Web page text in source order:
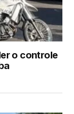
o controle